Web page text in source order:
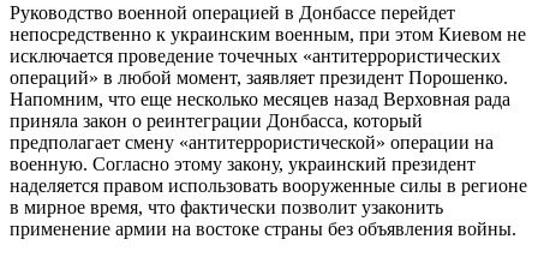
Руководство военной операцией в Донбассе перейдет
непосредственно к украинским военным, при этом Киевом не
исключается проведение точечных «антитеррористических
операций» в любой момент, заявляет президент Порошенко.
Напомним, что еще несколько месяцев назад Верховная рада
приняла закон о реинтеграции Донбасса, который
предполагает смену «антитеррористической» операции на
военную. Согласно этому закону, украинский президент
наделяется правом использовать вооруженные силы в регионе
в мирное время, что фактически позволит узаконить
применение армии на востоке страны без объявления войны.